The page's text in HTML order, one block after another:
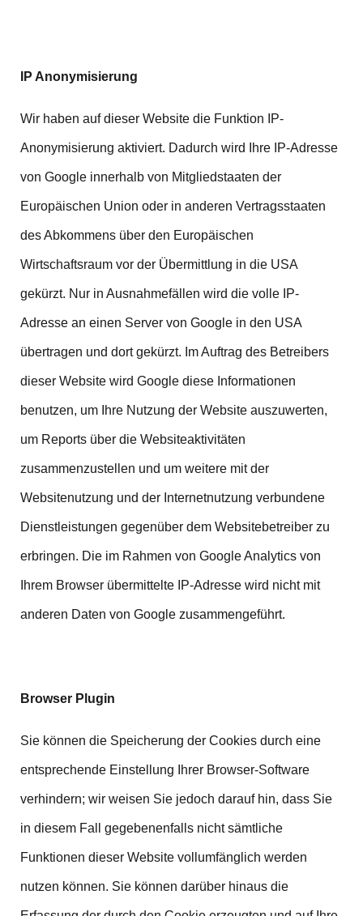
IP Anonymisierung
Wir haben auf dieser Website die Funktion IP-
Anonymisierung aktiviert. Dadurch wird Ihre IP-Adresse
von Google innerhalb von Mitgliedstaaten der
Europäischen Union oder in anderen Vertragsstaaten
des Abkommens über den Europäischen
Wirtschaftsraum vor der Übermittlung in die USA
gekürzt. Nur in Ausnahmefällen wird die volle IP-
Adresse an einen Server von Google in den USA
übertragen und dort gekürzt. Im Auftrag des Betreibers
dieser Website wird Google diese Informationen
benutzen, um Ihre Nutzung der Website auszuwerten,
um Reports über die Websiteaktivitäten
zusammenzustellen und um weitere mit der
Websitenutzung und der Internetnutzung verbundene
Dienstleistungen gegenüber dem Websitebetreiber zu
erbringen. Die im Rahmen von Google Analytics von
Ihrem Browser übermittelte IP-Adresse wird nicht mit
anderen Daten von Google zusammengeführt.
Browser Plugin
Sie können die Speicherung der Cookies durch eine
entsprechende Einstellung Ihrer Browser-Software
verhindern; wir weisen Sie jedoch darauf hin, dass Sie
in diesem Fall gegebenenfalls nicht sämtliche
Funktionen dieser Website vollumfänglich werden
nutzen können. Sie können darüber hinaus die